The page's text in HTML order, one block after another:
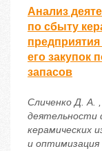
Анализ
по сбыту
его закупок
запасов
Сличенко Д. А.
деятельности
керамических
и оптимизация